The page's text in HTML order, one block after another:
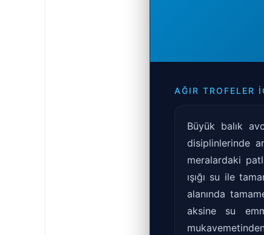
AĞIR TROFELER
Büyük balık
disiplinlerinde
meralardaki
ışığı su ile
alanında
aksine su